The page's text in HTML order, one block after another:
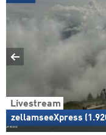
Livestream
zellamseeXpress